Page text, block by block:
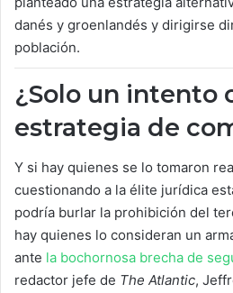
danés y groenlandés y dirigirse
población.
¿Solo un intento
estrategia de
Y si hay quienes se lo tomaron
cuestionando a la élite jurídica
podría burlar la prohibición del
hay quienes lo consideran un
ante la bochornosa brecha de
redactor jefe de The Atlantic,